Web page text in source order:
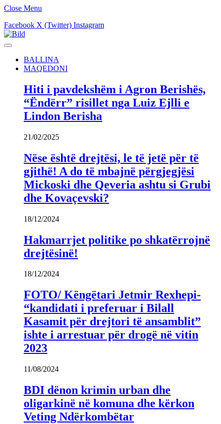
Close Menu
Facebook X (Twitter) Instagram
BALLINA
MAQEDONI
Hiti i pavdekshëm i Agron Berishës,
“Ëndërr” risillet nga Luiz Ejlli e
Lindon Berisha
21/02/2025
Nëse është drejtësi, le të jetë për të
gjithë! A do të mbajnë përgjegjësi
Mickoski dhe Qeveria ashtu si Grubi
dhe Kovaçevski?
18/12/2024
Hakmarrjet politike po shkatërrojnë
drejtësinë!
18/12/2024
FOTO/ Këngëtari Jetmir Rexhepi-
“kandidati i preferuar i Bilall
Kasamit për drejtori të ansamblit”
ishte i arrestuar për drogë në vitin
2023
11/08/2024
BDI dënon krimin urban dhe
oligarkinë në komuna dhe kërkon
Veting Ndërkombëtar